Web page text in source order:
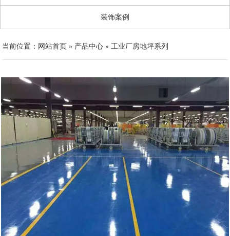
装饰案例
当前位置： 网站首页 » 产品中心 »工业厂房地坪系列